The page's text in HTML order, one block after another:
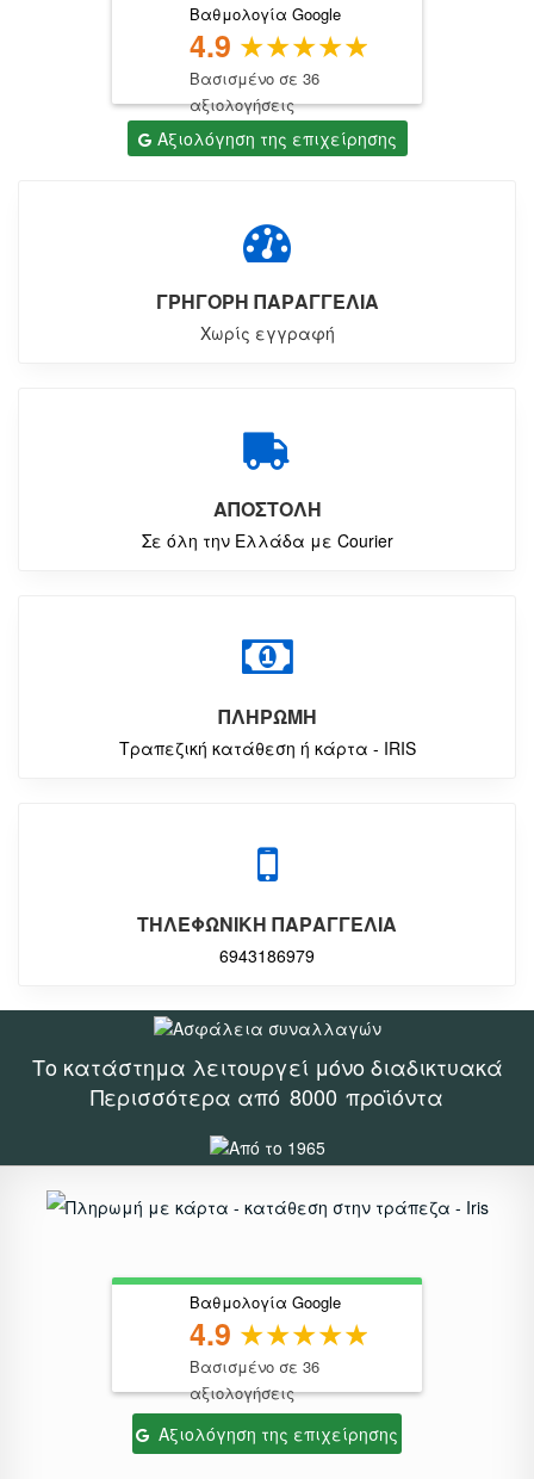
Βαθμολογία Google
4.9
Βασισμένο σε 36
αξιολογήσεις
Αξιολόγηση της επιχείρησης
ΓΡΗΓΟΡΗ ΠΑΡΑΓΓΕΛΙΑ
Χωρίς εγγραφή
ΑΠΟΣΤΟΛΗ
Σε όλη την Ελλάδα με Courier
ΠΛΗΡΩΜΗ
Τραπεζική κατάθεση ή κάρτα - IRIS
ΤΗΛΕΦΩΝΙΚΗ ΠΑΡΑΓΓΕΛΙΑ
6943186979
Το κατάστημα λειτουργεί μόνο διαδικτυακά
Περισσότερα από 8000 προϊόντα
Βαθμολογία Google
4.9
Βασισμένο σε 36
αξιολογήσεις
Αξιολόγηση της επιχείρησης